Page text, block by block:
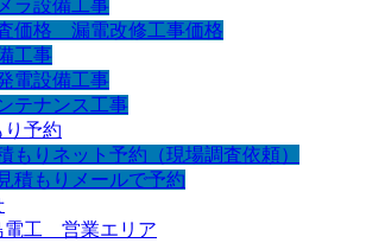
ラ設備工事
価格 漏電改修工事価格
工事
電設備工事
テナンス工事
予約
もりネット予約（現場調査依頼）
積もりメールで予約
電工 営業エリア